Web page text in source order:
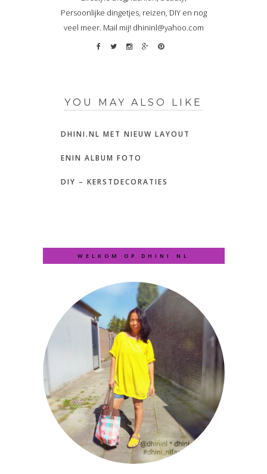
Persoonlijke dingetjes, reizen, DIY en nog
veel meer. Mail mij! dhininl@yahoo.com
YOU MAY ALSO LIKE
DHINI.NL MET NIEUW LAYOUT
ENIN ALBUM FOTO
DIY – KERSTDECORATIES
WELKOM OP DHINI.NL